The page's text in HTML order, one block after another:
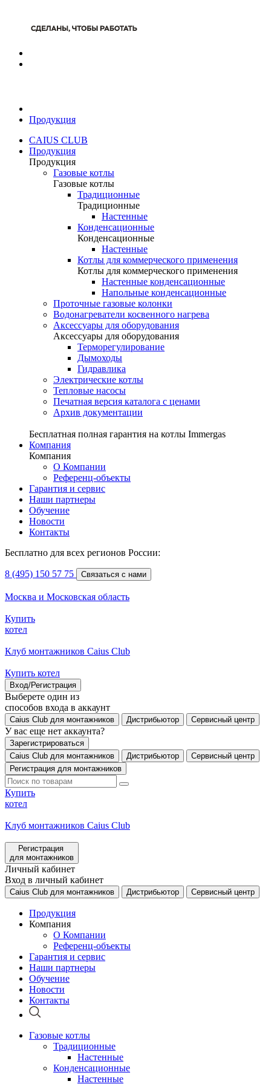
Продукция
CAIUS CLUB
Продукция
Продукция
Газовые котлы
Газовые котлы
Традиционные
Традиционные
Настенные
Конденсационные
Конденсационные
Настенные
Котлы для коммерческого применения
Котлы для коммерческого применения
Настенные конденсационные
Напольные конденсационные
Проточные газовые колонки
Водонагреватели косвенного нагрева
Аксессуары для оборудования
Аксессуары для оборудования
Терморегулирование
Дымоходы
Гидравлика
Электрические котлы
Тепловые насосы
Печатная версия каталога с ценами
Архив документации
Бесплатная полная гарантия на котлы Immergas
Компания
Компания
О Компании
Референц-объекты
Гарантия и сервис
Наши партнеры
Обучение
Новости
Контакты
Бесплатно для всех регионов России:
8 (495) 150 57 75 Связаться с нами
Москва и Московская область
Купить
котел
Клуб монтажников Caius Club
Купить котел
Вход/Регистрация
Выберете один из
способов входа в аккаунт
Caius Club для монтажников Дистрибьютор Сервисный центр
У вас еще нет аккаунта?
Зарегистрироваться
Caius Club для монтажников
Дистрибьютор
Сервисный центр
Регистрация для монтажников
Купить
котел
Клуб монтажников Caius Club
Регистрация
для монтажников
Личный кабинет
Вход в личный кабинет
Caius Club для монтажников Дистрибьютор Сервисный центр
Продукция
Компания
О Компании
Референц-объекты
Гарантия и сервис
Наши партнеры
Обучение
Новости
Контакты
Газовые котлы
Традиционные
Настенные
Конденсационные
Настенные